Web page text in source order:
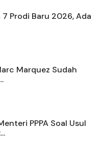
7 Prodi Baru 2026, Ada
Marquez Sudah
PPPA Soal Usul